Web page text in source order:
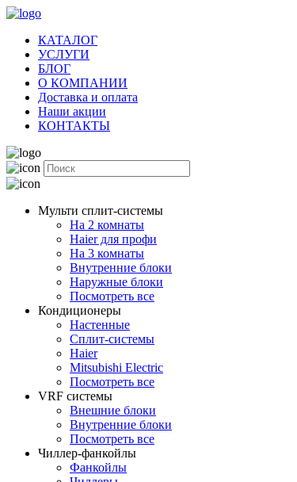
КАТАЛОГ
УСЛУГИ
БЛОГ
О КОМПАНИИ
Доставка и оплата
Наши акции
КОНТАКТЫ
Мульти сплит-системы
На 2 комнаты
Haier для профи
На 3 комнаты
Внутренние блоки
Наружные блоки
Посмотреть все
Кондиционеры
Настенные
Сплит-системы
Haier
Mitsubishi Electric
Посмотреть все
VRF системы
Внешние блоки
Внутренние блоки
Посмотреть все
Чиллер-фанкойлы
Фанкойлы